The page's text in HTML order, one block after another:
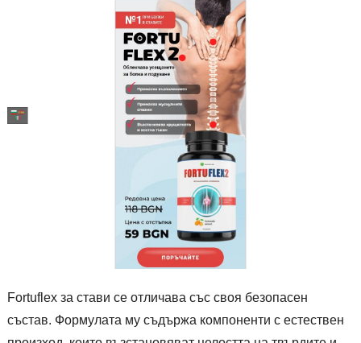
Fortuflex за стави се отличава със своя безопасен
състав. Формулата му съдържа компоненти с естествен